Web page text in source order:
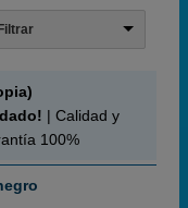
Filtrar
| Calidad y
100%